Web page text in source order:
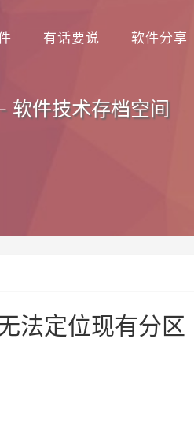
有话要说 软件分享
软件技术存档空间
法定位现有分区